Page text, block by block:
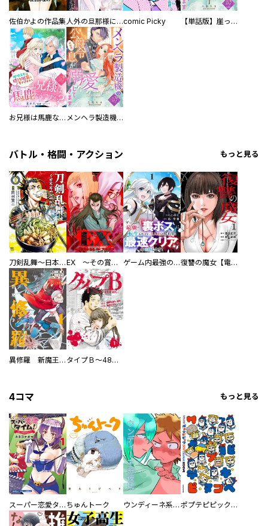
佐伯かよの作品集 人外の旦那様に娶られ毎晩ナカまで愛される…。アンソロジーcomic Picky 【単話版】崖っぷち令嬢ですが、意地と策略で幸せになります！シリーズ
お兄様は馬鹿なんですか？～地味王女は婚約破棄に巻き込まれる～ メンヘラ製造機の公爵令息（過保護）が溺愛してきます
バトル・格闘・アクション もっと見る
刀剣乱舞～日本号つれづれ酒～ EX ～その賞金稼ぎは、世界の出口を探す～【単行本版】 ゲーム内最強の『裏ボス』に転生したので、主人公の代わりに最速クリアを目指します！【電子単行本版】 復讐の魔女【電子単行本版】
異修羅 新魔王戦争 タイプＢ～48時間後、致死率100％～【単話】
4コマ もっと見る
スーパー恋愛タイム！～現場でドＳな彼女は自宅でデレる～ ちゅんトーク ウンディーネ系彼氏 ポプテピピック SEASON EIGHT